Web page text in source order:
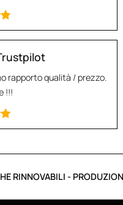
rapporto qualità / prezzo.
!!!
RINNOVABILI -